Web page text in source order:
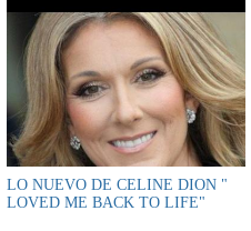
LO NUEVO DE CELINE DION "
LOVED ME BACK TO LIFE"